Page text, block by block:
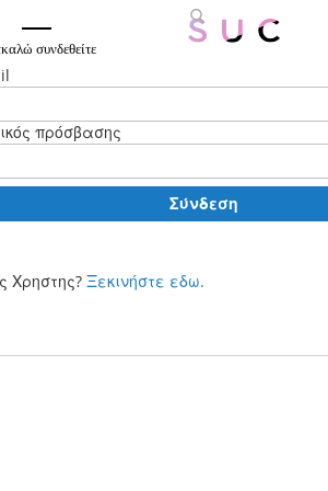
συνδεθείτε
πρόσβασης
Σύνδεση
Χρηστης? Ξεκινήστε εδω.
περιεχόμενο